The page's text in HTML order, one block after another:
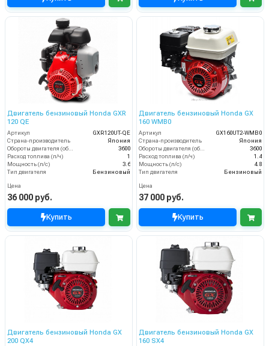
Двигатель бензиновый Honda GXR
120 QE
Артикул
GXR120UT-QE
Страна-производитель
Япония
Обороты двигателя (об/мин)
3600
Расход топлива (л/ч)
1
Мощность (л/с)
3.6
Тип двигателя
Бензиновый
Цена
36 000 руб.
Купить
Двигатель бензиновый Honda GX
160 WMB0
Артикул
GX160UT2-WMB0
Страна-производитель
Япония
Обороты двигателя (об/мин)
3600
Расход топлива (л/ч)
1.4
Мощность (л/с)
4.8
Тип двигателя
Бензиновый
Цена
37 000 руб.
Купить
Двигатель бензиновый Honda GX
200 QX4
Двигатель бензиновый Honda GX
160 SX4